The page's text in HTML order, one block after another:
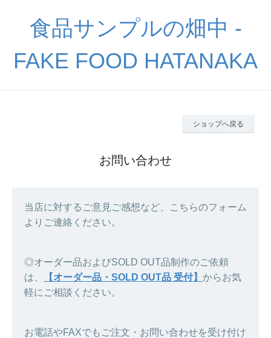
食品サンプルの畑中 -
FAKE FOOD HATANAKA
ショップへ戻る
お問い合わせ
当店に対するご意見ご感想など、こちらのフォーム
よりご連絡ください。
◎オーダー品およびSOLD OUT品制作のご依頼
は、
【オーダー品・SOLD OUT品 受付】 からお気
軽にご相談ください。
お電話やFAXでもご注文・お問い合わせを受け付け